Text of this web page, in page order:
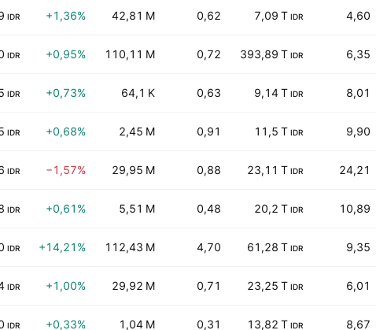
IDR +1,36% 42,81 M 0,62 7,09 T IDR 4,60
IDR +0,95% 110,11 M 0,72 393,89 T IDR 6,35
IDR +0,73% 64,1 K 0,63 9,14 T IDR 8,01
IDR +0,68% 2,45 M 0,91 11,5 T IDR 9,90
IDR −1,57% 29,95 M 0,88 23,11 T IDR 24,21
IDR +0,61% 5,51 M 0,48 20,2 T IDR 10,89
IDR +14,21% 112,43 M 4,70 61,28 T IDR 9,35
IDR +1,00% 29,92 M 0,71 23,25 T IDR 6,01
IDR +0,33% 1,04 M 0,31 13,82 T IDR 8,67